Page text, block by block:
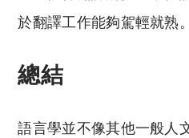
於翻譯工作能夠駕輕就熟。
總結
語言學並不像其他一般人